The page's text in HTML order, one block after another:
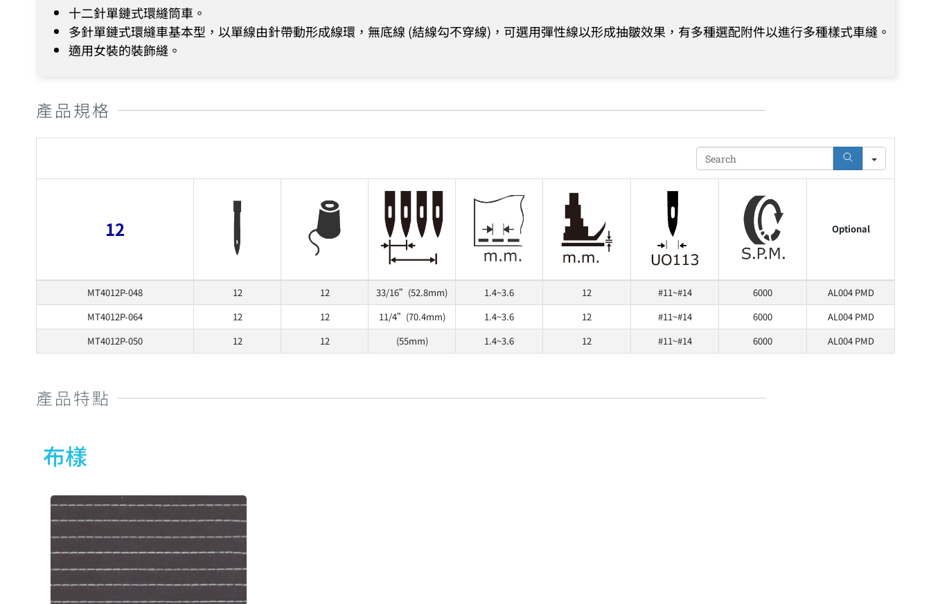
十二針單鏈式環縫筒車。
多針單鏈式環縫車基本型，以單線由針帶動形成線環，無底線 (結線勾不穿線)，可選用彈性線以形成抽皺效果，有多種選配附件以進行多種樣式車縫。
適用女裝的裝飾縫。
產品規格
12 Optional
MT4012P-048 12 12 33/16”(52.8mm) 1.4~3.6 12 #11~#14 6000
AL004 PMD
MT4012P-064
12 12 11/4”(70.4mm) 1.4~3.6 12 #11~#14 6000
AL004 PMD
MT4012P-050
12 12 (55mm) 1.4~3.6 12 #11~#14 6000 AL004 PMD
產品特點
布樣